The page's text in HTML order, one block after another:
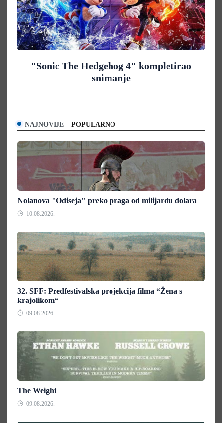
"Sonic The Hedgehog 4" kompletirao
snimanje
NAJNOVIJE POPULARNO
Nolanova "Odiseja" preko praga od milijardu dolara
10.08.2026.
32. SFF: Predfestivalska projekcija filma “Žena s
krajolikom“
09.08.2026.
The Weight
09.08.2026.